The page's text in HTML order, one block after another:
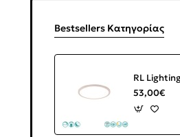
Bestsellers Κατηγορίας
53,00€